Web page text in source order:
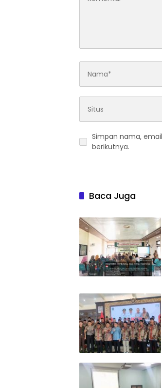
Simpan nama,
berikutnya.
Baca Juga